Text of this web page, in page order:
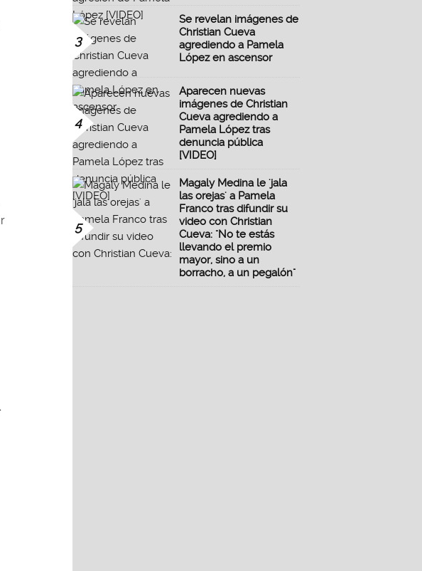
3
Se revelan imágenes de
Christian Cueva
agrediendo a Pamela
López en ascensor
4
Aparecen nuevas
imágenes de Christian
Cueva agrediendo a
Pamela López tras
denuncia pública
[VIDEO]
5
Magaly Medina le 'jala
las orejas' a Pamela
Franco tras difundir su
video con Christian
Cueva: "No te estás
llevando el premio
mayor, sino a un
borracho, a un pegalón"